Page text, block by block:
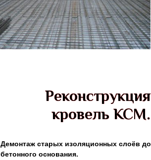
Реконструкция
кровель КСМ.
Демонтаж старых изоляционных слоёв до
бетонного основания.